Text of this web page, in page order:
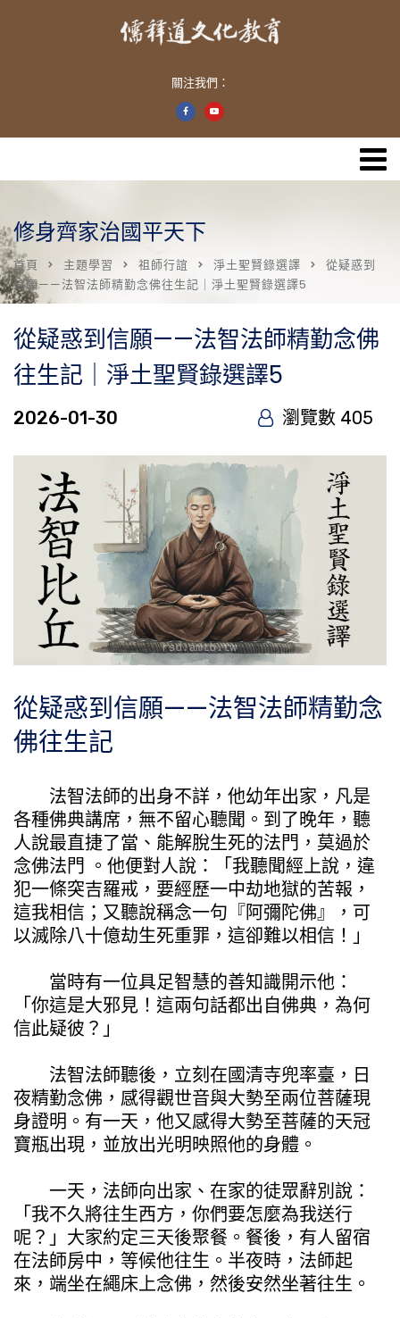
關注我們：
修身齊家治國平天下
首頁 主題學習 祖師行誼 淨土聖賢錄選譯
從疑惑到
信願——法智法師精勤念佛往生記｜淨土聖賢錄選譯5
從疑惑到信願——法智法師精勤念佛
往生記｜淨土聖賢錄選譯5
2026-01-30 瀏覽數 405
從疑惑到信願——法智法師精勤念
佛往生記
法智法師的出身不詳，他幼年出家，凡是
各種佛典講席，無不留心聽聞。到了晚年，聽
人說最直捷了當、能解脫生死的法門，莫過於
念佛法門 。他便對人說：「我聽聞經上說，違
犯一條突吉羅戒，要經歷一中劫地獄的苦報，
這我相信；又聽說稱念一句『阿彌陀佛』，可
以滅除八十億劫生死重罪，這卻難以相信！」
當時有一位具足智慧的善知識開示他：
「你這是大邪見！這兩句話都出自佛典，為何
信此疑彼？」
法智法師聽後，立刻在國清寺兜率臺，日
夜精勤念佛，感得觀世音與大勢至兩位菩薩現
身證明。有一天，他又感得大勢至菩薩的天冠
寶瓶出現，並放出光明映照他的身體。
一天，法師向出家、在家的徒眾辭別說：
「我不久將往生西方，你們要怎麼為我送行
呢？」大家約定三天後聚餐。餐後，有人留宿
在法師房中，等候他往生。半夜時，法師起
來，端坐在繩床上念佛，然後安然坐著往生。